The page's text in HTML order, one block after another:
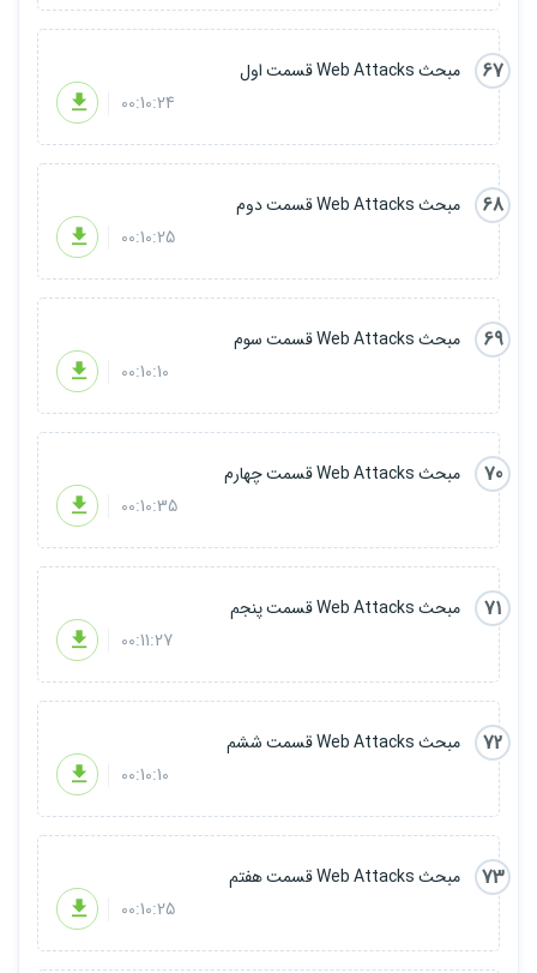
67
مبحث Web Attacks قسمت اول
00:10:24
68
مبحث Web Attacks قسمت دوم
00:10:25
69
مبحث Web Attacks قسمت سوم
00:10:10
70
مبحث Web Attacks قسمت چهارم
00:10:35
71
مبحث Web Attacks قسمت پنجم
00:11:27
72
مبحث Web Attacks قسمت ششم
00:10:10
73
مبحث Web Attacks قسمت هفتم
00:10:25